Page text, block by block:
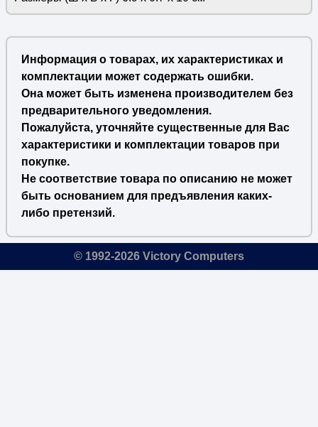
Информация о товарах, их характеристиках и
комплектации может содержать ошибки.
Она может быть изменена производителем без
предварительного уведомления.
Пожалуйста, уточняйте существенные для Вас
характеристики и комплектации товаров при
покупке.
Не соответствие товара по описанию не может
быть основанием для предъявления каких-
либо претензий.
© 1992-2026 Victory Computers